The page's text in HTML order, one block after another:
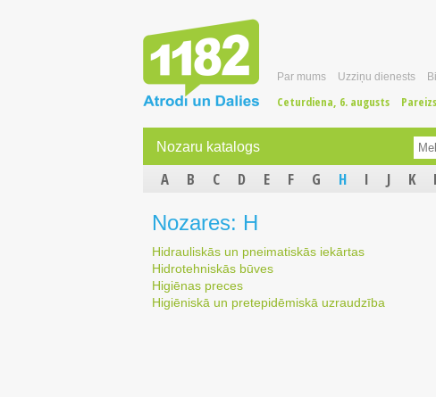
Par mums Uzziņu dienests
Ceturdiena, 6. augusts
Nozaru katalogs
A B C D E F G H I J K
Nozares: H
Hidrauliskās un pneimatiskās iekārtas
Hidrotehniskās būves
Higiēnas preces
Higiēniskā un pretepidēmiskā uzraudzība